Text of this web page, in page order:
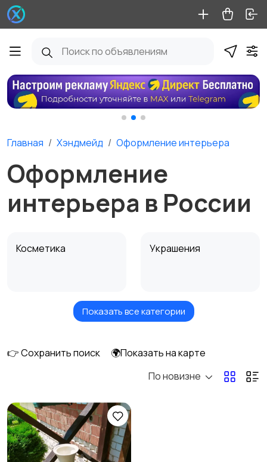
Главная Хэндмейд Оформление интерьера
Оформление
интерьера в России
Косметика Украшения
Куклы и игрушки3
Оформление
Канцелярия1
Показать все категории
👉 Сохранить поиск
🌍Показать на карте
По новизне